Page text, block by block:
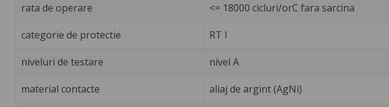
rata de operare <= 18000 cicluri/orC fara sarcina
categorie de protectie RT I
niveluri de testare nivel A
material contacte aliaj de argint (AgNi)